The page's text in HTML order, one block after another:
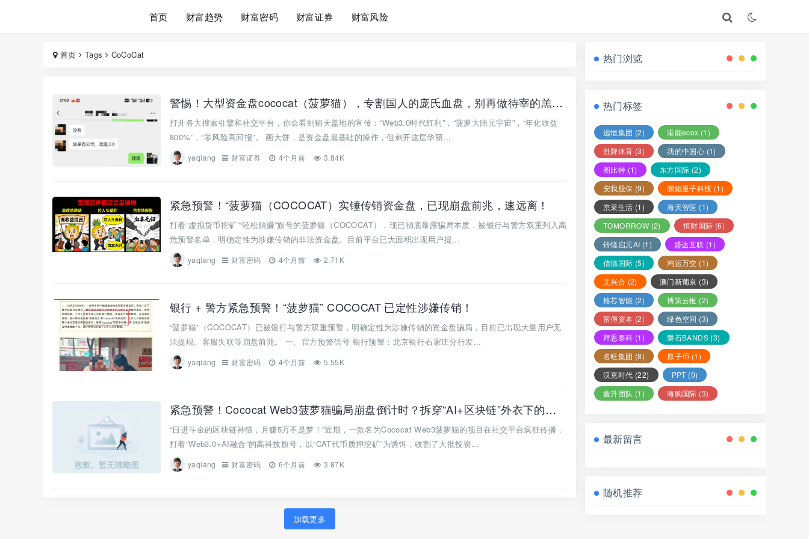
首页 财富趋势 财富密码 财富证券 财富风险
首页 Tags CoCoCat
警惕！大型资金盘cococat（菠萝猫），专割国人的庞氏血盘，别再做待宰的羔羊。
打开各大搜索引擎和社交平台，你会看到铺天盖地的宣传：“Web3.0时代红利”，“菠萝大陆元宇宙”，“年化收益
800%”，“零风险高回报”。 画大饼，是资金盘最基础的操作，但剥开这层华丽...
yaqiang 财富证券 4个月前 3.84K
紧急预警！“菠萝猫（COCOCAT）实锤传销资金盘，已现崩盘前兆，速远离！
打着“虚拟货币挖矿”“轻松躺赚”旗号的菠萝猫（COCOCAT），现已彻底暴露骗局本质，被银行与警方双重列入高
危预警名单，明确定性为涉嫌传销的非法资金盘。目前平台已大面积出现用户提...
yaqiang 财富密码 4个月前 2.71K
银行 + 警方紧急预警！“菠萝猫” COCOCAT 已定性涉嫌传销！
“菠萝猫”（COCOCAT）已被银行与警方双重预警，明确定性为涉嫌传销的资金盘骗局，目前已出现大量用户无
法提现、客服失联等崩盘前兆。 一、官方预警信号 银行预警：北京银行石家庄分行发...
yaqiang 财富密码 4个月前 5.55K
紧急预警！Cococat Web3菠萝猫骗局崩盘倒计时？拆穿“AI+区块链”外衣下的传销陷阱！
“日进斗金的区块链神猫，月赚5万不是梦！”近期，一款名为Cococat Web3菠萝猫的项目在社交平台疯狂传播，
打着“Web3.0+AI融合”的高科技旗号，以“CAT代币质押挖矿”为诱饵，收割了大批投资...
yaqiang 财富密码 6个月前 3.87K
加载更多
热门浏览
热门标签
远恒集团 (2) 港能ecox (1)
胜牌体育 (3) 我的中国心 (1)
图比特 (1) 东方国际 (2)
安我股保 (9) 鹏鲲量子科技 (1)
京采生活 (1) 海天智医 (1)
TOMORROW (2) 恒财国际 (6)
铃镜启元AI (1) 盛达互联 (1)
信德国际 (5) 鸿运万交 (1)
艾兴合 (2) 澳门新葡京 (3)
格芯智能 (2) 博策云枢 (2)
富傳资本 (2) 绿色空间 (3)
拜恩泰科 (1) 磐石BANDS (3)
名旺集团 (8) 原子币 (1)
汉克时代 (22) PPT (0)
鑫升团队 (1) 海购国际 (3)
最新留言
随机推荐